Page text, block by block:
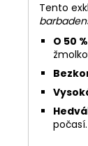
Tento
O 50
počasí.